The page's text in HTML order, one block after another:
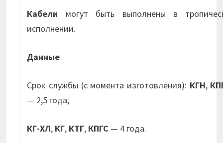
Кабели могут быть выполнены в
исполнении.
Данные
Срок службы (с момента изготовления): КГН,
— 2,5 года;
КГ-ХЛ, КГ, КТГ, КПГС — 4 года.